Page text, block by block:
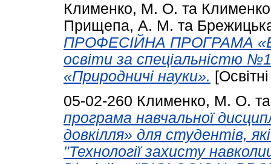
Клименко, М. О. та
Прищепа, А. М. та
ПРОФЕСІЙНА ПРОГРАМА
освіти за спеціальністю
«Природничі науки».
05-02-260 Клименко, М. О.
програма навчальної
довкілля» для студентів,
"Технології захисту